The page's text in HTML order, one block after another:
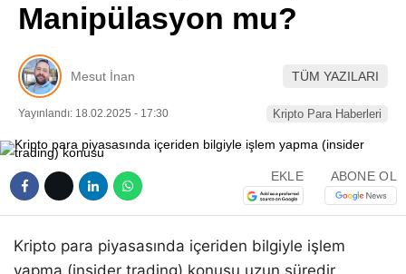
Telegram
Manipülasyon mu?
Mesut İnan TÜM YAZILARI
Yayınlandı: 18.02.2025 - 17:30 Kripto Para Haberleri
EKLE ABONE OL
Kripto para piyasasında içeriden bilgiyle işlem
yapma (insider trading) konusu uzun süredir